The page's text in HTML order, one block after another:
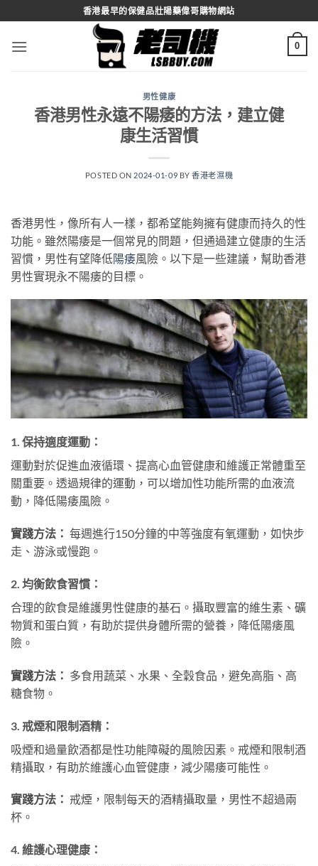
to
content
香港最早的保健品壯陽藥偉哥購物網站
0
男性健康
香港男性永遠不陽痿的方法，建立健
康生活習慣
POSTED ON 2024-01-09 BY香港老濕機
香港男性，像所有人一樣，都希望能夠擁有健康而持久的性
功能。雖然陽痿是一個常見的問題，但通過建立健康的生活
習慣，男性有望降低陽痿風險。以下是一些建議，幫助香港
男性實現永不陽痿的目標。
1. 保持適度運動：
運動對於促進血液循環、提高心血管健康和維護正常體重至
關重要。透過規律的運動，可以增加性功能所需的血液流
動，降低陽痿風險。
實踐方法： 每週進行150分鐘的中等強度有氧運動，如快步
走、游泳或慢跑。
2. 均衡飲食習慣：
合理的飲食是維護男性健康的基石。攝取豐富的維生素、礦
物質和蛋白質，有助於提供身體所需的營養，降低陽痿風
險。
實踐方法： 多食用蔬菜、水果、全穀食品，避免高脂、高
糖食物。
3. 戒煙和限制酒精：
吸煙和過量飲酒都是性功能障礙的風險因素。戒煙和限制酒
精攝取，有助於維護心血管健康，減少陽痿可能性。
實踐方法： 戒煙，限制每天的酒精攝取量，男性不超過兩
杯。
4. 維護心理健康：